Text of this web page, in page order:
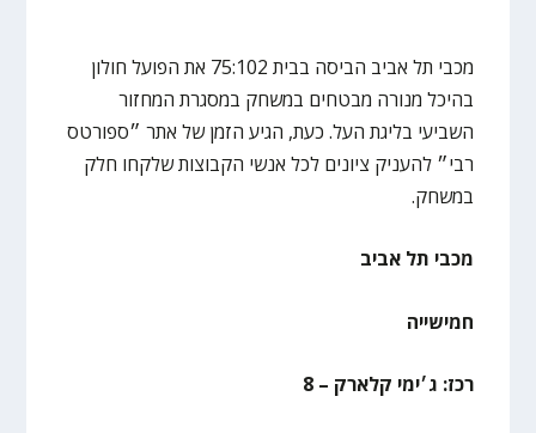
מכבי תל אביב הביסה בבית 75:102 את הפועל חולון
בהיכל מנורה מבטחים במשחק במסגרת המחזור
השביעי בליגת העל. כעת, הגיע הזמן של אתר ״ספורטס
רבי״ להעניק ציונים לכל אנשי הקבוצות שלקחו חלק
במשחק.
מכבי תל אביב
חמישייה
רכז: ג׳ימי קלארק – 8